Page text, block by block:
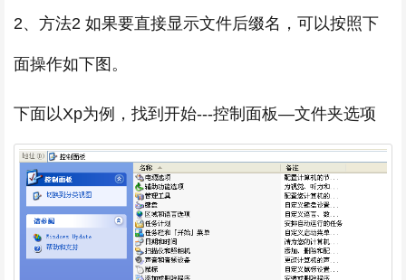
2、方法2 如果要直接显示文件后缀名，可以按照下
面操作如下图。
下面以Xp为例，找到开始---控制面板—文件夹选项